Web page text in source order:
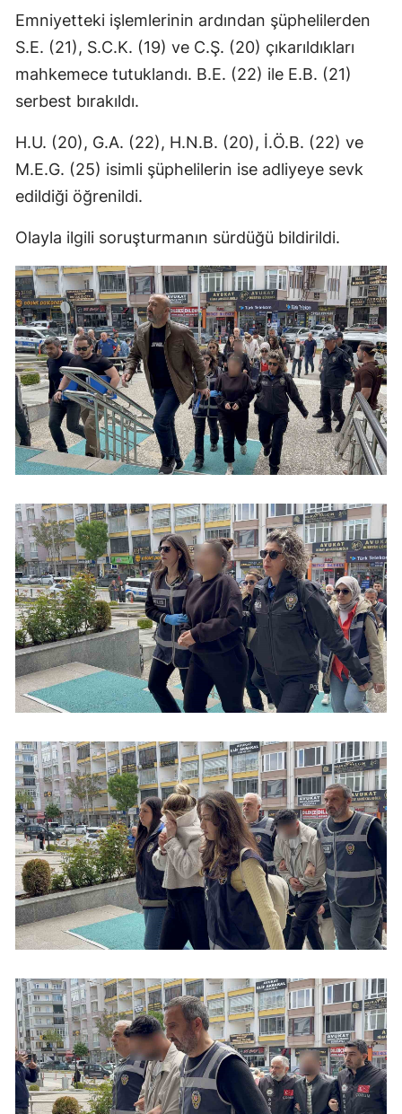
Emniyetteki işlemlerinin ardından şüphelilerden
S.E. (21), S.C.K. (19) ve C.Ş. (20) çıkarıldıkları
mahkemece tutuklandı. B.E. (22) ile E.B. (21)
serbest bırakıldı.
H.U. (20), G.A. (22), H.N.B. (20), İ.Ö.B. (22) ve
M.E.G. (25) isimli şüphelilerin ise adliyeye sevk
edildiği öğrenildi.
Olayla ilgili soruşturmanın sürdüğü bildirildi.